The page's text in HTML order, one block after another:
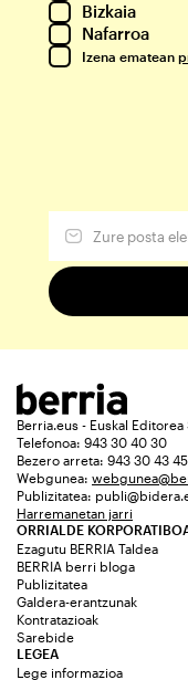
Bizkaia
Nafarroa
Izena ematean
Berria.eus - Euskal Editorea
Telefonoa: 943 30 40 30
Bezero arreta: 943 30 43
Webgunea:
Publizitatea:
Harremanetan jarri
ORRIALDE
Ezagutu BERRIA Taldea
BERRIA berri bloga
Publizitatea
Galdera-erantzunak
Kontratazioak
Sarebide
LEGEA
Lege informazioa